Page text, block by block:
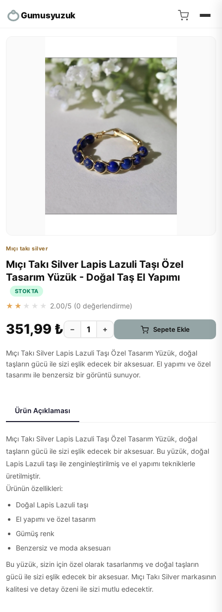
Gumusyuzuk
Mıçı takı silver
Mıçı Takı Silver Lapis Lazuli Taşı Özel
Tasarım Yüzük - Doğal Taş El Yapımı
STOKTA
★★★★★ 2.00/5 (0 değerlendirme)
351,99 ₺ − + Sepete Ekle
Mıçı Takı Silver Lapis Lazuli Taşı Özel Tasarım Yüzük, doğal
taşların gücü ile sizi eşlik edecek bir aksesuar. El yapımı ve özel
tasarımı ile benzersiz bir görüntü sunuyor.
Ürün Açıklaması
Mıçı Takı Silver Lapis Lazuli Taşı Özel Tasarım Yüzük, doğal
taşların gücü ile sizi eşlik edecek bir aksesuar. Bu yüzük, doğal
Lapis Lazuli taşı ile zenginleştirilmiş ve el yapımı tekniklerle
üretilmiştir.
Ürünün özellikleri:
Doğal Lapis Lazuli taşı
El yapımı ve özel tasarım
Gümüş renk
Benzersiz ve moda aksesuarı
Bu yüzük, sizin için özel olarak tasarlanmış ve doğal taşların
gücü ile sizi eşlik edecek bir aksesuar. Mıçı Takı Silver markasının
kalitesi ve detay özeni ile sizi mutlu edecektir.